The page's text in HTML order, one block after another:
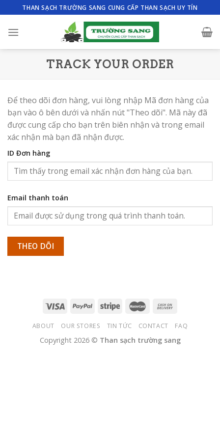
to
content
THAN SẠCH TRƯỜNG SANG CUNG CẤP THAN SẠCH UY TÍN
TRACK YOUR ORDER
Để theo dõi đơn hàng, vui lòng nhập Mã đơn hàng của
bạn vào ô bên dưới và nhấn nút "Theo dõi". Mã này đã
được cung cấp cho bạn trên biên nhận và trong email
xác nhận mà bạn đã nhận được.
ID Đơn hàng
Email thanh toán
THEO DÕI
ABOUT OUR STORES TIN TỨC CONTACT FAQ
Copyright 2026 © Than sạch trường sang